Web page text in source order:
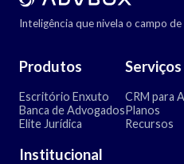
Inteligência que nivela o campo
Produtos
Escritório Enxuto
Banca de Advogados
Elite Jurídica
Serviços
CRM para
Planos
Recursos
Institucional